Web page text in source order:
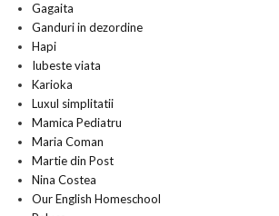
Gagaita
Ganduri in dezordine
Hapi
Iubeste viata
Karioka
Luxul simplitatii
Mamica Pediatru
Maria Coman
Martie din Post
Nina Costea
Our English Homeschool